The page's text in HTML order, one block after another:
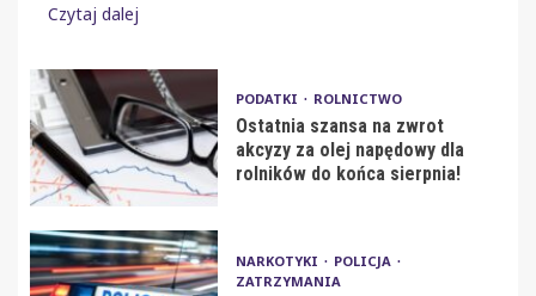
Czytaj dalej
PODATKI ROLNICTWO
Ostatnia szansa na zwrot
akcyzy za olej napędowy dla
rolników do końca sierpnia!
NARKOTYKI
POLICJA
ZATRZYMANIA